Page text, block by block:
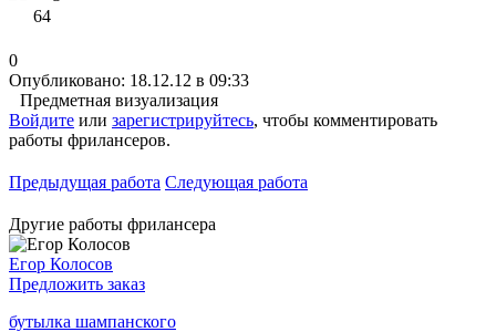
64
0
Опубликовано: 18.12.12 в 09:33
Предметная визуализация
Войдите или зарегистрируйтесь, чтобы комментировать
работы фрилансеров.
Предыдущая работа Следующая работа
Другие работы фрилансера
Егор Колосов
Предложить заказ
бутылка шампанского